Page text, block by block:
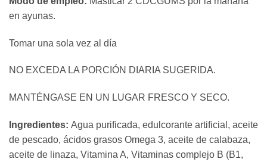
en ayunas.
Tomar una sola vez al día
NO EXCEDA LA PORCIÓN DIARIA SUGERIDA.
MANTÉNGASE EN UN LUGAR FRESCO Y SECO.
Ingredientes: Agua purificada, edulcorante artificial, aceite
de pescado, ácidos grasos Omega 3, aceite de calabaza,
aceite de linaza, Vitamina A, Vitaminas complejo B (B1,